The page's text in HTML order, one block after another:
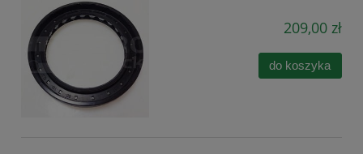
209,00 zł
do koszyka